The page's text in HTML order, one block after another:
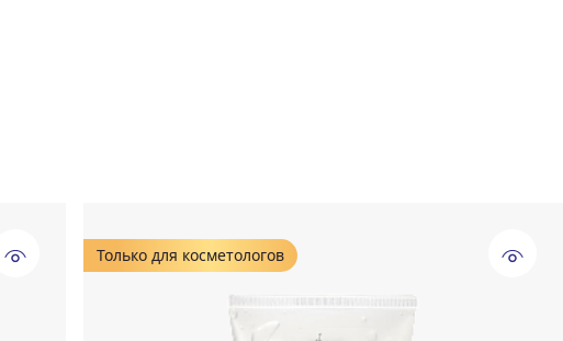
Только для косметологов